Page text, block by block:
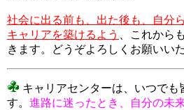
社会に出る前も、出た後も、自分
キャリアを築けるよう
、これから
きます。どうぞよろしくお願いい
キャリアセンターは、いつでも
す。 進路に迷ったとき、自分の未